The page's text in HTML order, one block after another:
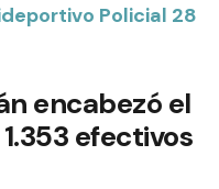
Policial 28
encabezó el
efectivos